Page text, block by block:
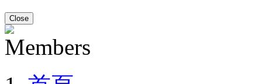
Close